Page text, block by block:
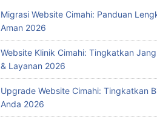
Migrasi Website Cimahi: Panduan
Aman 2026
Website Klinik Cimahi: Tingkatkan
& Layanan 2026
Upgrade Website Cimahi: Tingkatkan
Anda 2026